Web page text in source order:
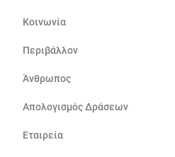
Κοινωνία
Περιβάλλον
Άνθρωπος
Απολογισμός Δράσεων
Εταιρεία